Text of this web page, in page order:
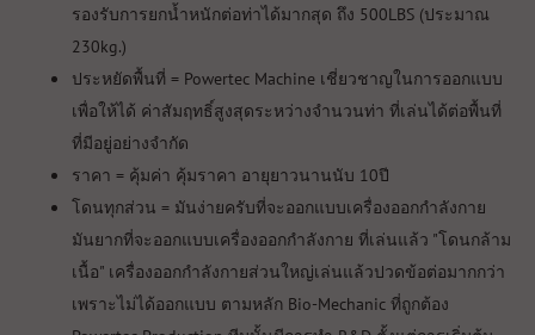
รองรับการยกน้ำหนักต่อท่าได้มากสุด ถึง 500LBS (ประมาณ
230kg.)
ประหยัดพื้นที่ = Powertec Machine เชี่ยวชาญในการออกแบบ
เพื่อให้ได้ ค่าสัมฤทธิ์สูงสุดระหว่างจำนวนท่า ที่เล่นได้ต่อพื้นที่
ที่มีอยู่อย่างจำกัด
ราคา = คุ้มค่า คุ้มราคา อายุยาวนานนับ 10ปี
โดนทุกส่วน = มันง่ายครับที่จะออกแบบเครื่องออกกำลังกาย
มันยากที่จะออกแบบเครื่องออกกำลังกาย ที่เล่นแล้ว "โดนกล้าม
เนื้อ" เครื่องออกกำลังกายส่วนใหญ่เล่นแล้วปวดข้อต่อมากกว่า
เพราะไม่ได้ออกแบบ ตามหลัก Bio-Mechanic ที่ถูกต้อง